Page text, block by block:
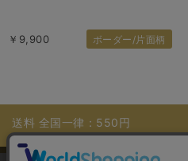
￥9,900 ボーダー/片面柄
送料 全国一律：550円
11,000円（税込）以上お買上げで送料無料